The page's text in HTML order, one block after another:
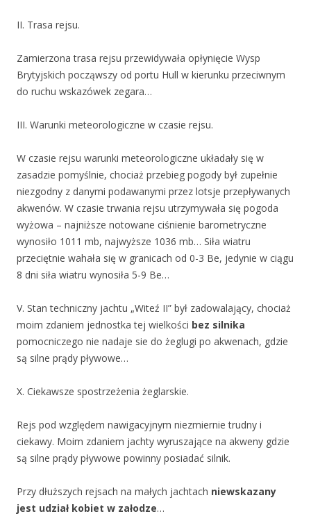
II. Trasa rejsu.
Zamierzona trasa rejsu przewidywała opłynięcie Wysp
Brytyjskich począwszy od portu Hull w kierunku przeciwnym
do ruchu wskazówek zegara…
III. Warunki meteorologiczne w czasie rejsu.
W czasie rejsu warunki meteorologiczne układały się w
zasadzie pomyślnie, chociaż przebieg pogody był zupełnie
niezgodny z danymi podawanymi przez lotsje przepływanych
akwenów. W czasie trwania rejsu utrzymywała się pogoda
wyżowa – najniższe notowane ciśnienie barometryczne
wynosiło 1011 mb, najwyższe 1036 mb… Siła wiatru
przeciętnie wahała się w granicach od 0-3 Be, jedynie w ciągu
8 dni siła wiatru wynosiła 5-9 Be…
V. Stan techniczny jachtu „Witeź II” był zadowalający, chociaż
moim zdaniem jednostka tej wielkości bez silnika
pomocniczego nie nadaje sie do żeglugi po akwenach, gdzie
są silne prądy pływowe…
X. Ciekawsze spostrzeżenia żeglarskie.
Rejs pod względem nawigacyjnym niezmiernie trudny i
ciekawy. Moim zdaniem jachty wyruszające na akweny gdzie
są silne prądy pływowe powinny posiadać silnik.
Przy dłuższych rejsach na małych jachtach niewskazany
jest udział kobiet w załodze…